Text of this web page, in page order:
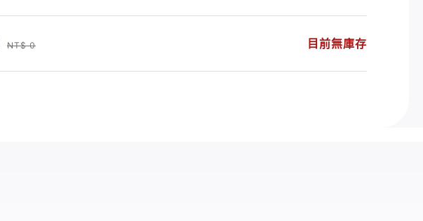
NT$ 0 目前無庫存